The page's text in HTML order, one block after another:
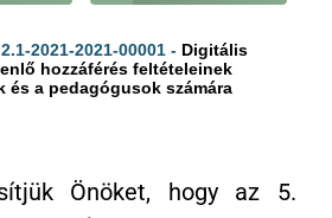
2021-2021-00001 - Digitális
hozzáférés feltételeinek
és a pedagógusok számára
Önöket, hogy az 5.